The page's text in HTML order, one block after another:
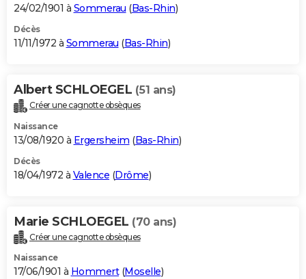
24/02/1901 à Sommerau (Bas-Rhin)
Décès
11/11/1972 à Sommerau (Bas-Rhin)
Albert SCHLOEGEL (51 ans)
Créer une cagnotte obsèques
Naissance
13/08/1920 à Ergersheim (Bas-Rhin)
Décès
18/04/1972 à Valence (Drôme)
Marie SCHLOEGEL (70 ans)
Créer une cagnotte obsèques
Naissance
17/06/1901 à Hommert(Moselle)